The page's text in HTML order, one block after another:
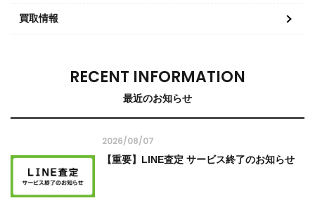
買取情報
RECENT INFORMATION
最近のお知らせ
2026/08/07
【重要】LINE査定 サービス終了のお知らせ